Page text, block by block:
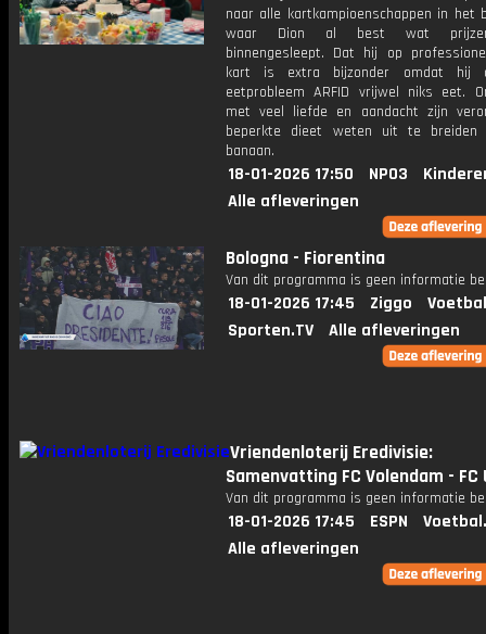
naar alle kartkampioenschappen in het
waar Dion al best wat
binnengesleept. Dat hij op
kart is extra bijzonder omdat hij
eetprobleem ARFID vrijwel niks eet.
met veel liefde en aandacht zijn
beperkte dieet weten uit te breiden
banaan.
18-01-2026 17:50 NPO3
Alle afleveringen
Bologna - Fiorentina
Van dit programma is geen informatie
18-01-2026 17:45 Ziggo
Sporten.TV
Alle afleveringen
Vriendenloterij Eredivisie:
Samenvatting FC Volendam -
Van dit programma is geen informatie
18-01-2026 17:45 ESPN
Alle afleveringen